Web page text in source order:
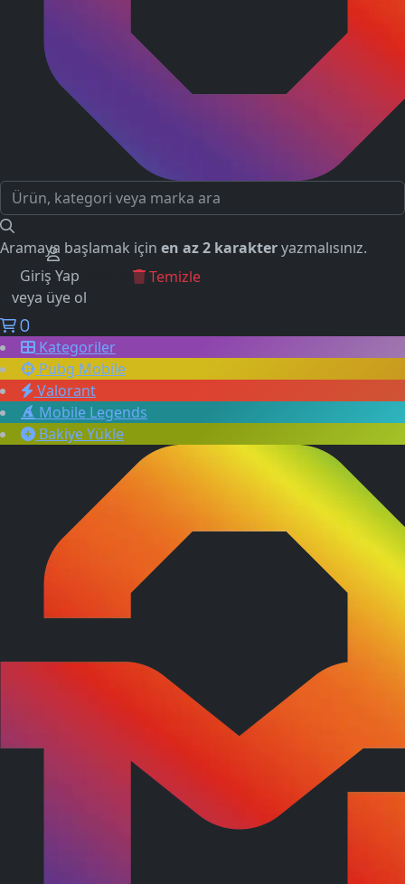
Aramaya başlamak için en az 2 karakteryazmalısınız.
GEÇMİŞ ARAMALAR
Temizle
Giriş Yap
veya üye ol
0
Kategoriler
Pubg Mobile
Valorant
Mobile Legends
Bakiye Yükle